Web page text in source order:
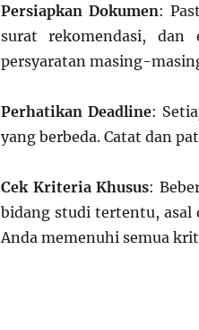
Persiapkan Dokumen:
surat rekomendasi, dan
persyaratan masing-
Perhatikan Deadline:
yang berbeda. Catat dan
Cek Kriteria Khusus:
bidang studi tertentu, asal
Anda memenuhi semua